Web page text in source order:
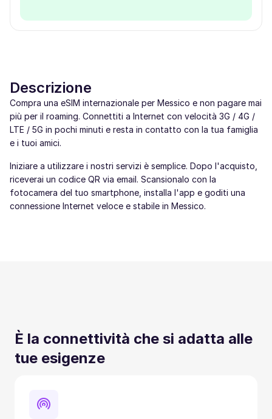
Descrizione
Compra una eSIM internazionale per Messico e non pagare mai
più per il roaming. Connettiti a Internet con velocità 3G / 4G /
LTE / 5G in pochi minuti e resta in contatto con la tua famiglia
e i tuoi amici.
Iniziare a utilizzare i nostri servizi è semplice. Dopo l'acquisto,
riceverai un codice QR via email. Scansionalo con la
fotocamera del tuo smartphone, installa l'app e goditi una
connessione Internet veloce e stabile in Messico.
È la connettività che si adatta alle
tue esigenze